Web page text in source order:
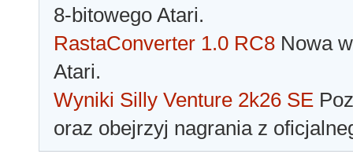
8-bitowego Atari.
RastaConverter 1.0 RC8 Nowa
Atari.
Wyniki Silly Venture 2k26 SE
oraz obejrzyj nagrania z